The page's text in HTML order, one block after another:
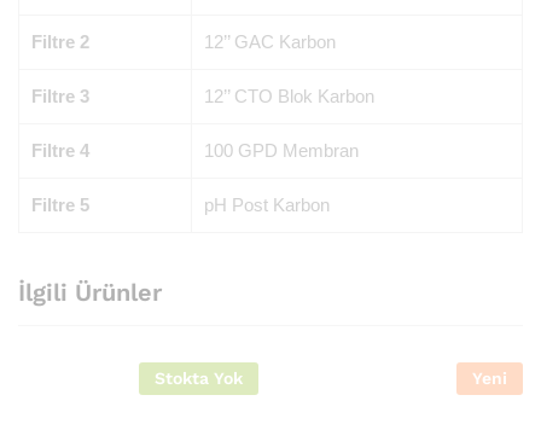
Filtre 2 12’’ GAC Karbon
Filtre 3 12’’ CTO Blok Karbon
Filtre 4 100 GPD Membran
Filtre 5 pH Post Karbon
İlgili Ürünler
Stokta Yok Yeni